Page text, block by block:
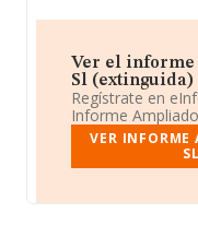
Ver el informe
Sl (extinguida)
Regístrate en
Informe
VER INFORME